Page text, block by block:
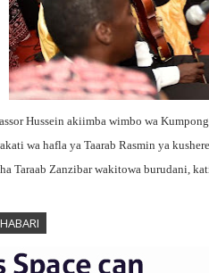
Hussein akiimba wimbo wa
wa hafla ya Taarab Rasmin ya
Taraab Zanzibar wakitowa burudani,